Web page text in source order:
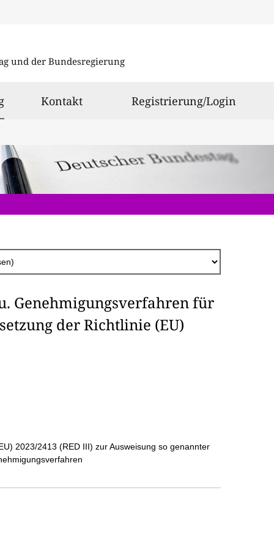
und der Bundesregierung
ausgewählt
Kontakt Registrierung/Login
Genehmigungsverfahren für
der Richtlinie (EU)
2023/2413 (RED III) zur Ausweisung so genannter